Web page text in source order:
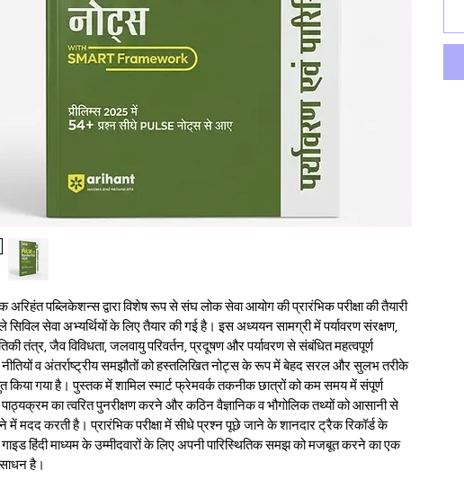
अरिहंत पब्लिकेशन्स द्वारा विशेष रूप से संघ लोक सेवा आयोग की प्रारंभिक परीक्षा की तैयारी
सिविल सेवा अभ्यर्थियों के लिए तैयार की गई है। इस अध्ययन सामग्री में पर्यावरण संरक्षण,
तंत्र, जैव विविधता, जलवायु परिवर्तन, प्रदूषण और पर्यावरण से संबंधित महत्वपूर्ण
नीतियों व अंतर्राष्ट्रीय समझौतों को हस्तलिखित नोट्स के रूप में बेहद सरल और सुलभ तरीके
किया गया है। पुस्तक में शामिल स्मार्ट फ्रेमवर्क तकनीक छात्रों को कम समय में संपूर्ण
पाठ्यक्रम का त्वरित पुनरीक्षण करने और कठिन वैज्ञानिक व भौगोलिक तथ्यों को आसानी से
में मदद करती है। प्रारंभिक परीक्षा में सीधे प्रश्न पूछे जाने के शानदार ट्रैक रिकॉर्ड के
हिंदी माध्यम के उम्मीदवारों के लिए अपनी पारिस्थितिक समझ को मजबूत करने का एक
है।